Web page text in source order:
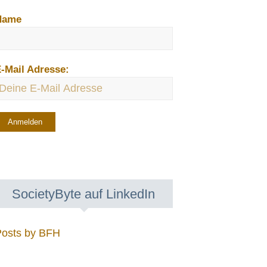
Mail Adresse:
SocietyByte auf LinkedIn
by BFH